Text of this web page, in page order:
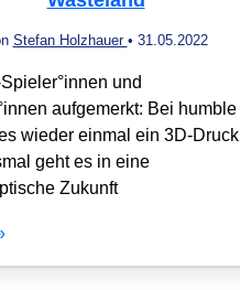
Stefan Holzhauer • 31.05.2022
und
aufgemerkt: Bei humble
wieder einmal ein 3D-Druck
geht es in eine
Zukunft